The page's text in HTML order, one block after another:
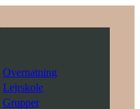
Overnatning
Lejrskole
Grupper